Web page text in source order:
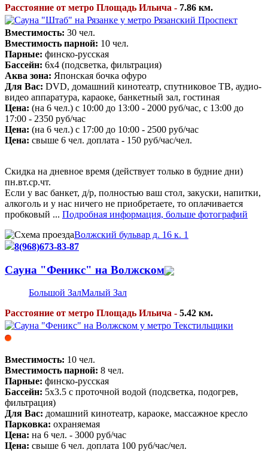
Расстояние от метро Площадь Ильича - 7.86 км.
Вместимость: 30 чел.
Вместимость парной: 10 чел.
Парные: финско-русская
Бассейн: 6х4 (подсветка, фильтрация)
Аква зона: Японская бочка офуро
Для Вас: DVD, домашний кинотеатр, спутниковое ТВ, аудио-
видео аппаратура, караоке, банкетный зал, гостиная
Цена: (на 6 чел.) с 10:00 до 13:00 - 2000 руб/час, с 13:00 до
17:00 - 2350 руб/час
Цена: (на 6 чел.) с 17:00 до 10:00 - 2500 руб/час
Цена: свыше 6 чел. доплата - 150 руб/час/чел.
Скидка на дневное время (действует только в будние дни)
пн.вт.ср.чт.
Если у вас банкет, д/р, полностью ваш стол, закуски, напитки,
алкоголь и у нас ничего не приобретаете, то оплачивается
пробковый ... Подробная информация, больше фотографий
Волжский бульвар д. 16 к. 1
8(968)673-83-87
Сауна "Феникс" на Волжском
Большой ЗалМалый Зал
Расстояние от метро Площадь Ильича - 5.42 км.
Вместимость: 10 чел.
Вместимость парной: 8 чел.
Парные: финско-русская
Бассейн: 5х3.5 с проточной водой (подсветка, подогрев,
фильтрация)
Для Вас: домашний кинотеатр, караоке, массажное кресло
Парковка: охраняемая
Цена: на 6 чел. - 3000 руб/час
Цена: свыше 6 чел. доплата 100 руб/час/чел.